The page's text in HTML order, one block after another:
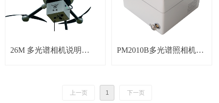
26M 多光谱相机说明 PM2010B多光谱照相机说
上一页 1 下一页